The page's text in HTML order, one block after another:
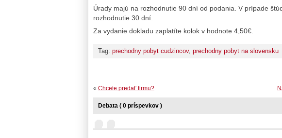
Úrady majú na rozhodnutie 90 dní od podania. V prípade
rozhodnutie 30 dní.
Za vydanie dokladu zaplatíte kolok v hodnote 4,50€.
Tag: prechodny pobyt cudzincov, prechodny pobyt na slovensku
« Chcete predať firmu?
Debata ( 0 príspevkov )